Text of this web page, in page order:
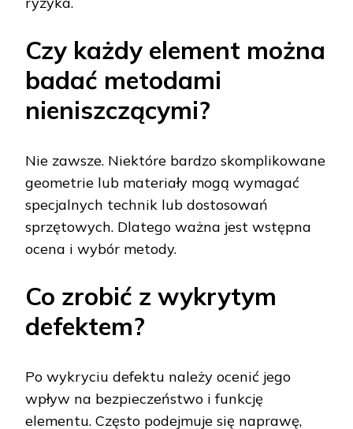
Czy każdy element można
badać metodami
nieniszczącymi?
Nie zawsze. Niektóre bardzo skomplikowane
geometrie lub materiały mogą wymagać
specjalnych technik lub dostosowań
sprzętowych. Dlatego ważna jest wstępna
ocena i wybór metody.
Co zrobić z wykrytym
defektem?
Po wykryciu defektu należy ocenić jego
wpływ na bezpieczeństwo i funkcję
elementu. Często podejmuje się naprawę,